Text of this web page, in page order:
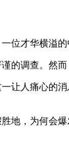
才华横溢
调查。然
让人痛心的
地，为何会